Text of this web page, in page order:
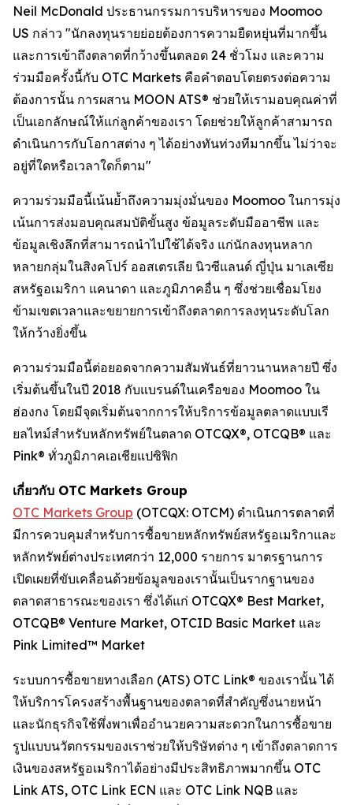
Neil McDonald ประธานกรรมการบริหารของ Moomoo
US กล่าว "นักลงทุนรายย่อยต้องการความยืดหยุ่นที่มากขึ้น
และการเข้าถึงตลาดที่กว้างขึ้นตลอด 24 ชั่วโมง และความ
ร่วมมือครั้งนี้กับ OTC Markets คือคำตอบโดยตรงต่อความ
ต้องการนั้น การผสาน MOON ATS® ช่วยให้เรามอบคุณค่าที่
เป็นเอกลักษณ์ให้แก่ลูกค้าของเรา โดยช่วยให้ลูกค้าสามารถ
ดำเนินการกับโอกาสต่าง ๆ ได้อย่างทันท่วงทีมากขึ้น ไม่ว่าจะ
อยู่ที่ใดหรือเวลาใดก็ตาม"
ความร่วมมือนี้เน้นย้ำถึงความมุ่งมั่นของ Moomoo ในการมุ่ง
เน้นการส่งมอบคุณสมบัติขั้นสูง ข้อมูลระดับมืออาชีพ และ
ข้อมูลเชิงลึกที่สามารถนำไปใช้ได้จริง แก่นักลงทุนหลาก
หลายกลุ่มในสิงคโปร์ ออสเตรเลีย นิวซีแลนด์ ญี่ปุ่น มาเลเซีย
สหรัฐอเมริกา แคนาดา และภูมิภาคอื่น ๆ ซึ่งช่วยเชื่อมโยง
ข้ามเขตเวลาและขยายการเข้าถึงตลาดการลงทุนระดับโลก
ให้กว้างยิ่งขึ้น
ความร่วมมือนี้ต่อยอดจากความสัมพันธ์ที่ยาวนานหลายปี ซึ่ง
เริ่มต้นขึ้นในปี 2018 กับแบรนด์ในเครือของ Moomoo ใน
ฮ่องกง โดยมีจุดเริ่มต้นจากการให้บริการข้อมูลตลาดแบบเรี
ยลไทม์สำหรับหลักทรัพย์ในตลาด OTCQX®, OTCQB® และ
Pink® ทั่วภูมิภาคเอเชียแปซิฟิก
เกี่ยวกับ OTC Markets Group
OTC Markets Group (OTCQX: OTCM) ดำเนินการตลาดที่
มีการควบคุมสำหรับการซื้อขายหลักทรัพย์สหรัฐอเมริกาและ
หลักทรัพย์ต่างประเทศกว่า 12,000 รายการ มาตรฐานการ
เปิดเผยที่ขับเคลื่อนด้วยข้อมูลของเรานั้นเป็นรากฐานของ
ตลาดสาธารณะของเรา ซึ่งได้แก่ OTCQX® Best Market,
OTCQB® Venture Market, OTCID Basic Market และ
Pink Limited™ Market
ระบบการซื้อขายทางเลือก (ATS) OTC Link® ของเรานั้น ได้
ให้บริการโครงสร้างพื้นฐานของตลาดที่สำคัญซึ่งนายหน้า
และนักธุรกิจใช้พึ่งพาเพื่ออำนวยความสะดวกในการซื้อขาย
รูปแบบนวัตกรรมของเราช่วยให้บริษัทต่าง ๆ เข้าถึงตลาดการ
เงินของสหรัฐอเมริกาได้อย่างมีประสิทธิภาพมากขึ้น OTC
Link ATS, OTC Link ECN และ OTC Link NQB และ